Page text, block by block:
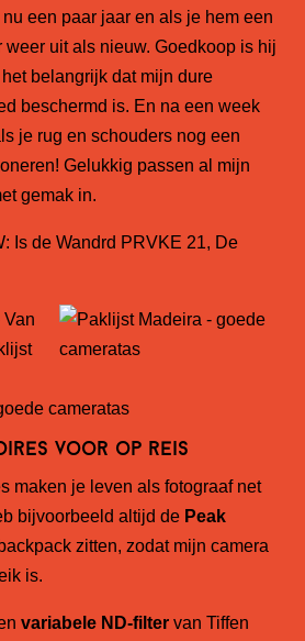
een paar jaar en als je hem een
weer uit als nieuw. Goedkoop is hij
belangrijk dat mijn dure
beschermd is. En na een week
je rug en schouders nog een
Gelukkig passen al mijn
gemak in.
Is de Wandrd PRVKE 21, De
voor op reis
maken je leven als fotograaf net
bijvoorbeeld altijd de Peak
zitten, zodat mijn camera
is.
variabele ND-filter van Tiffen